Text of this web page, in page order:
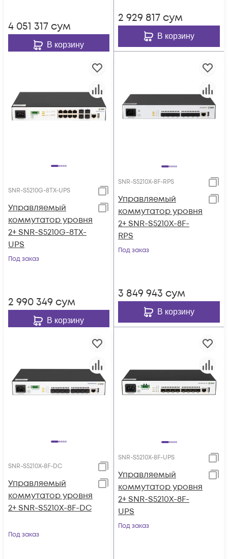
4 051 317 сум
В корзину
2 929 817 сум
В корзину
SNR-S5210G-8TX-UPS
Управляемый
коммутатор уровня
2+ SNR-S5210G-8TX-
UPS
Под заказ
2 990 349 сум
В корзину
SNR-S5210X-8F-RPS
Управляемый
коммутатор уровня
2+ SNR-S5210X-8F-
RPS
Под заказ
3 849 943 сум
В корзину
SNR-S5210X-8F-DC
Управляемый
коммутатор уровня
2+ SNR-S5210X-8F-DC
Под заказ
SNR-S5210X-8F-UPS
Управляемый
коммутатор уровня
2+ SNR-S5210X-8F-
UPS
Под заказ